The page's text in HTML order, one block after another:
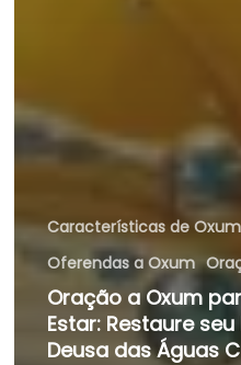
Características de Oxum
Oferendas a Oxum
Oração a Oxum
Estar: Restaure
Deusa das Águas